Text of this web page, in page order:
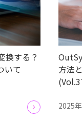
換する？
いて
方法
2025